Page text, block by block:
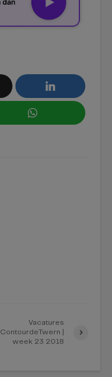
Vacatures
ContourdeTwern |
week 23 2018